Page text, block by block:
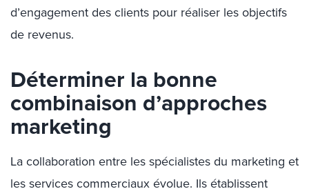
d’engagement des clients pour réaliser les objectifs
de revenus.
Déterminer la bonne
combinaison d’approches
marketing
La collaboration entre les spécialistes du marketing et
les services commerciaux évolue. Ils établissent